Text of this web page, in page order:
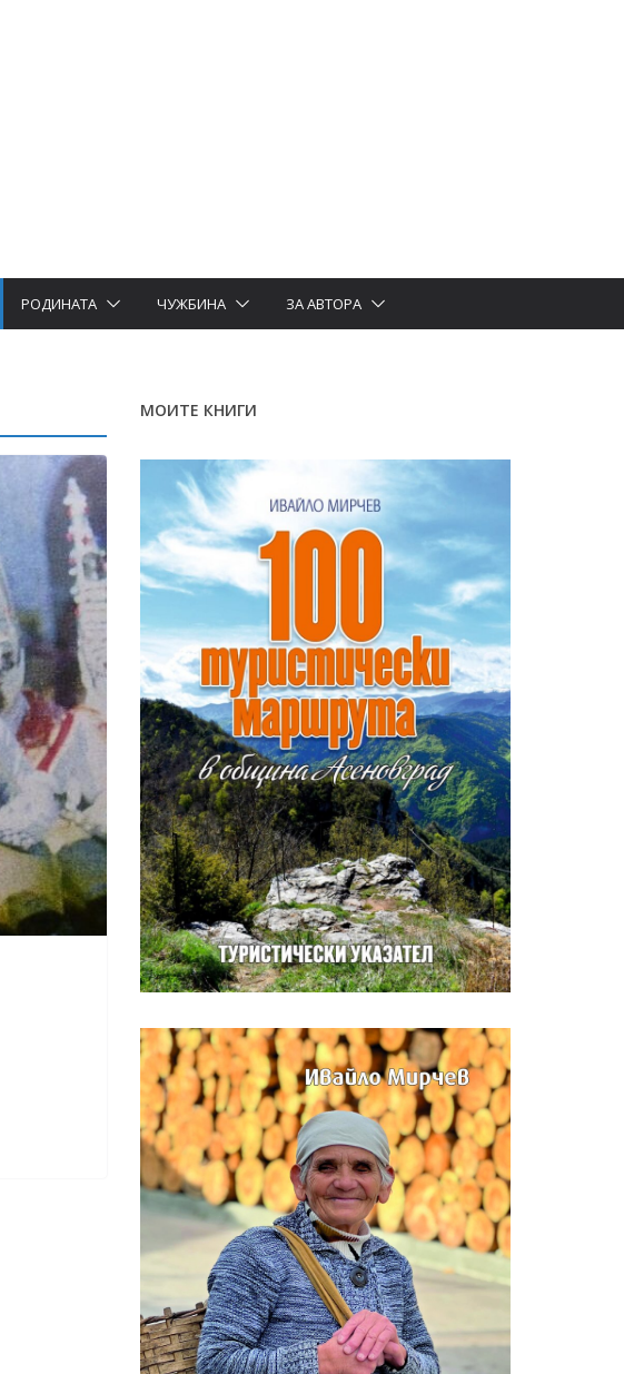
РОДИНАТА ЧУЖБИНА ЗА АВТОРА
МОИТЕ КНИГИ